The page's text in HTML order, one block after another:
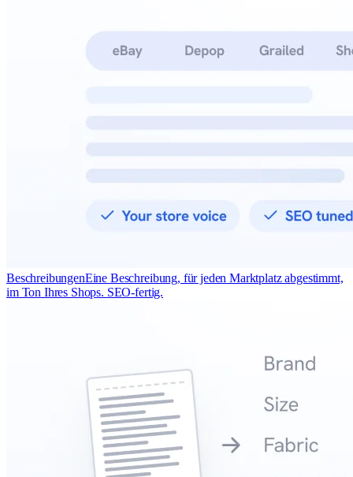
BeschreibungenEine Beschreibung, für jeden Marktplatz abgestimmt,
im Ton Ihres Shops. SEO-fertig.